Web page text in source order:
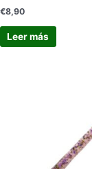
€8,90
Leer más